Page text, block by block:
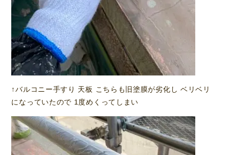
↑バルコニー手すり 天板 こちらも旧塗膜が劣化し ベリベリ
になっていたので 1度めくってしまい